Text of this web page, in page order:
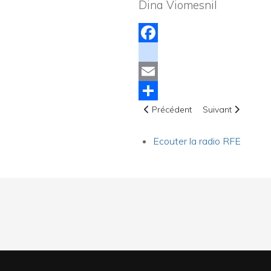
Dina Viomesnil
instagram
Email
Share
Article précédent : Prière pour la
Précédent Article suivant :
Suivant
Ecouter la radio RFE